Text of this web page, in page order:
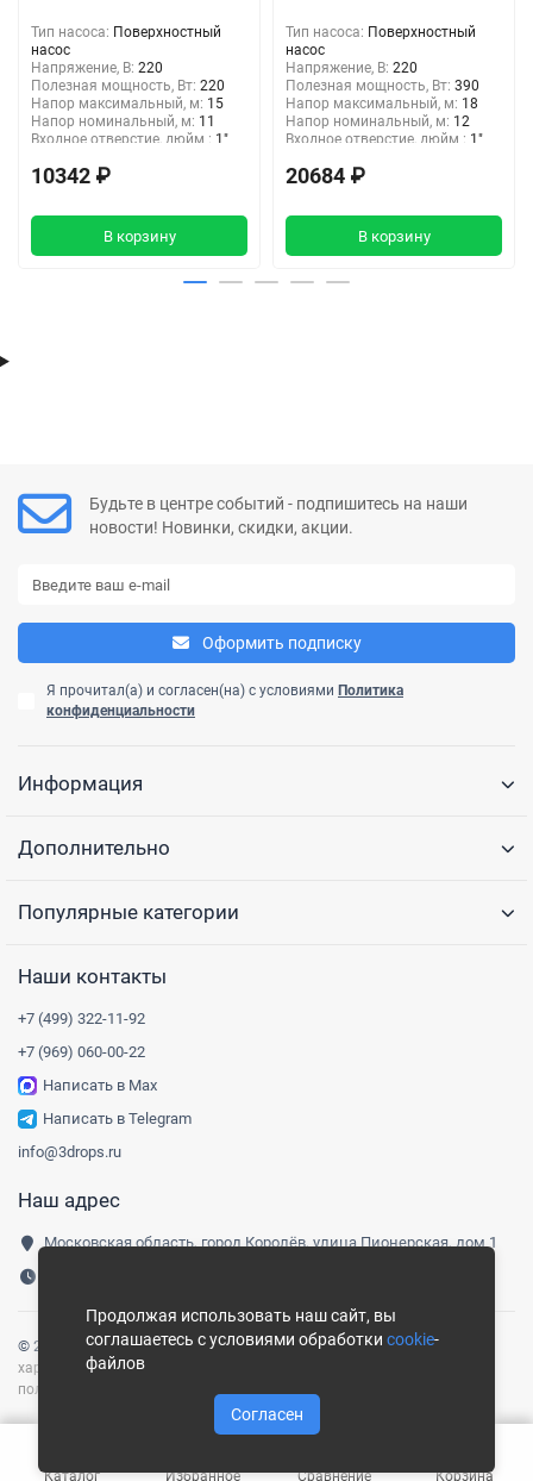
Тип насоса: Поверхностный
насос
Напряжение, В: 220
Полезная мощность, Вт: 220
Напор максимальный, м: 15
Напор номинальный, м: 11
Входное отверстие, дюйм : 1"
10342 ₽
В корзину
Тип насоса: Поверхностный
насос
Напряжение, В: 220
Полезная мощность, Вт: 390
Напор максимальный, м: 18
Напор номинальный, м: 12
Входное отверстие, дюйм : 1"
3/4"
20684 ₽
В корзину
Будьте в центре событий - подпишитесь на наши
новости! Новинки, скидки, акции.
Оформить подписку
Я прочитал(а) и согласен(на) с условиями Политика
конфиденциальности
Информация
Дополнительно
Популярные категории
Наши контакты
+7 (499) 322-11-92
+7 (969) 060-00-22
Написать в Max
Написать в Telegram
info@3drops.ru
Наш адрес
Московская область, город Королёв, улица Пионерская, дом 1
© 2016- 2026 Три капли| Карта сайта Сайт носит информационный
характер и не является публичной офертой, определяемой
положениями ст. 437 ГК РФ.
Продолжая использовать наш сайт, вы
соглашаетесь с условиями обработки cookie-
файлов
Согласен
Каталог Избранное Сравнение Корзина